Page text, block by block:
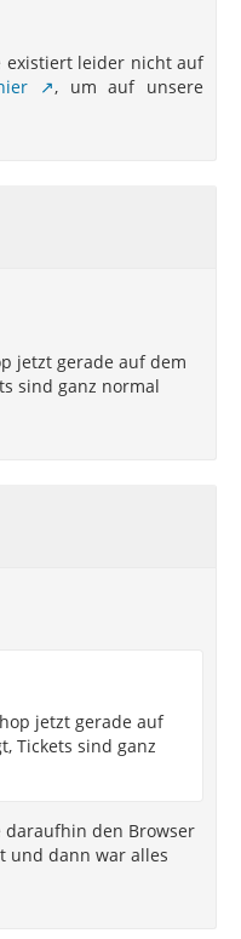
existiert leider nicht auf
, um auf unsere
jetzt gerade auf dem
sind ganz normal
jetzt gerade auf
Tickets sind ganz
daraufhin den Browser
und dann war alles